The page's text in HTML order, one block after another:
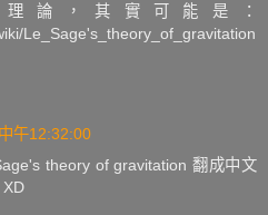
理論，其實可能是：
Le_Sage's_theory_of_gravitation
午12:32:00
theory of gravitation 翻成中文
XD